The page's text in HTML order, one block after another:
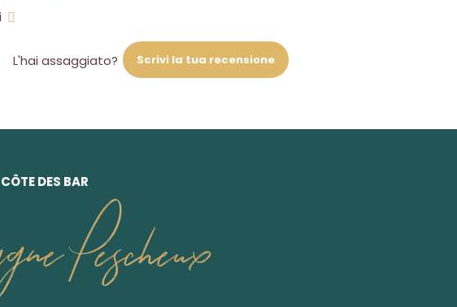
L'hai assaggiato? Scrivi la tua recensione
DES BAR
Pescheux